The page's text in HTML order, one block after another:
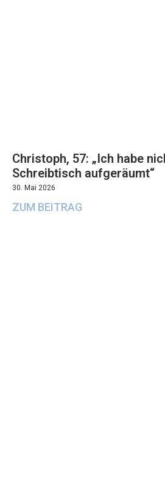
Christoph, 57: „Ich habe
Schreibtisch aufgeräumt“
30. Mai 2026
ZUM BEITRAG